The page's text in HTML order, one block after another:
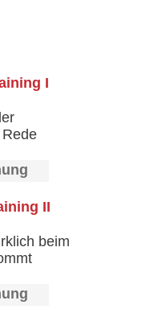
I
II
beim